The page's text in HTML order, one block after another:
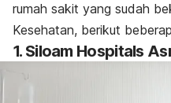
rumah sakit yang sudah
Kesehatan, berikut
1. Siloam Hospitals